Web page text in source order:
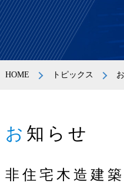
HOME トピックス
お知らせ
非住宅木造建